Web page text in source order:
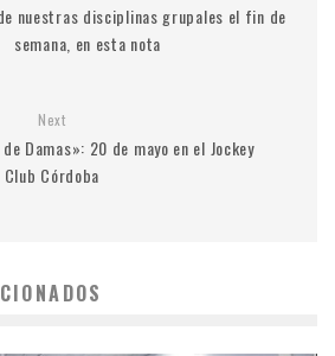
nuestras disciplinas grupales el fin de
semana, en esta nota
Next
Damas»: 20 de mayo en el Jockey
Club Córdoba